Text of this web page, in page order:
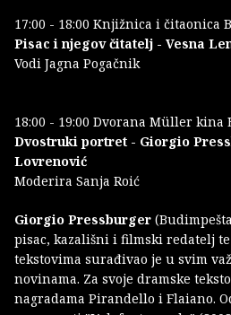
17:00 - 18:00 Knjižnica i čitaonica
Pisac i njegov čitatelj - Vesna
Vodi Jagna Pogačnik
18:00 - 19:00 Dvorana Müller kina
Dvostruki portret - Giorgio
Lovrenović
Moderira Sanja Roić
Giorgio Pressburger
pisac, kazališni i filmski redatelj
tekstovima surađivao je u svim
novinama. Za svoje dramske
nagradama Pirandello i Flaiano.